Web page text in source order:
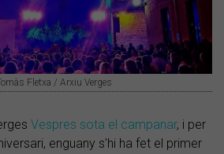
Fletxa / Arxiu Verges
Vespres sota el campanar, i per
enguany s'hi ha fet el primer